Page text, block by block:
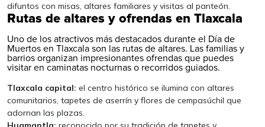
difuntos con misas, altares familiares y visitas al panteón.
Rutas de altares y ofrendas en Tlaxcala
Uno de los atractivos más destacados durante el Día de
Muertos en Tlaxcala son las rutas de altares. Las familias y
barrios organizan impresionantes ofrendas que puedes
visitar en caminatas nocturnas o recorridos guiados.
Tlaxcala capital: el centro histórico se ilumina con altares
comunitarios, tapetes de aserrín y flores de cempasúchil que
adornan las plazas.